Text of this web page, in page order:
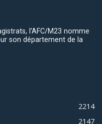
l’AFC/M23 nomme
son département de la
2214
2147